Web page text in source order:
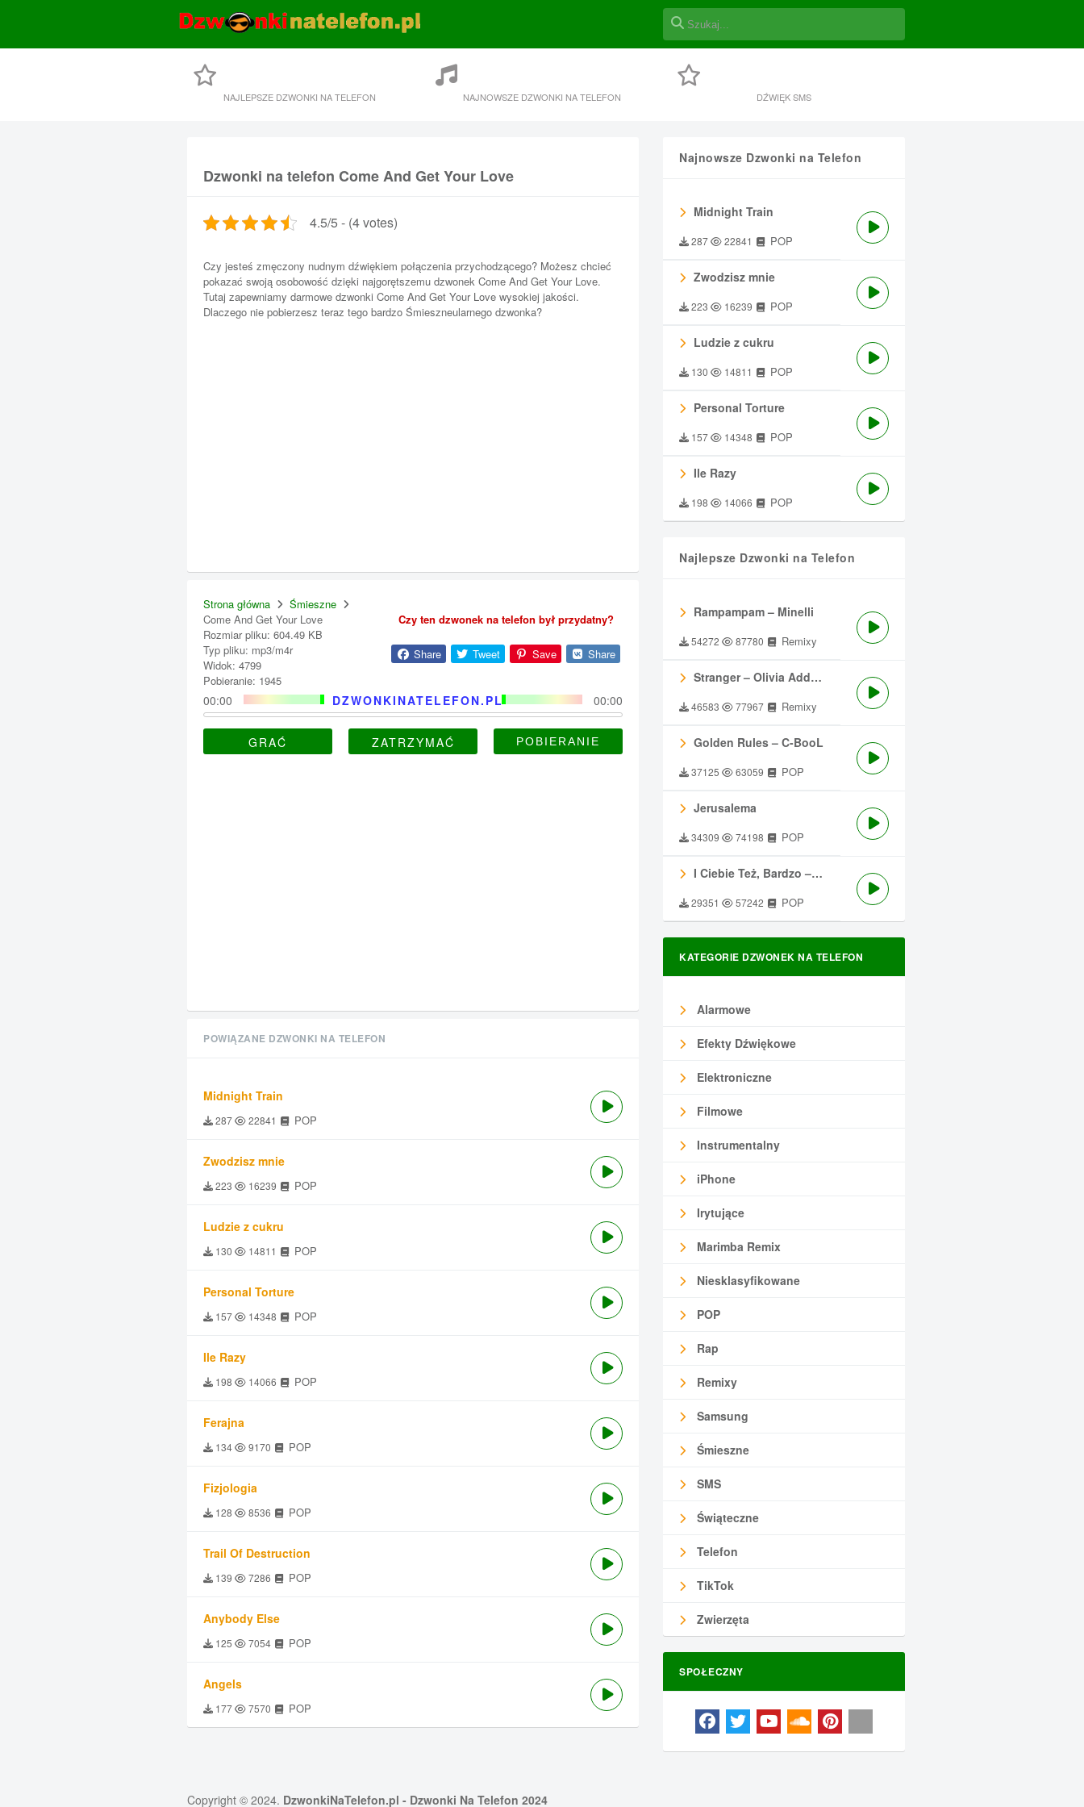
NAJLEPSZE DZWONKI NA TELEFON NAJNOWSZE DZWONKI NA TELEFON DŹWIĘK SMS
Dzwonki na telefon Come And Get Your Love
4.5/5 - (4 votes)
Czy jesteś zmęczony nudnym dźwiękiem połączenia przychodzącego? Możesz chcieć
pokazać swoją osobowość dzięki najgorętszemu dzwonek Come And Get Your Love.
Tutaj zapewniamy darmowe dzwonki Come And Get Your Love wysokiej jakości.
Dlaczego nie pobierzesz teraz tego bardzo Śmieszneularnego dzwonka?
Strona główna
Śmieszne
Come And Get Your Love
Rozmiar pliku: 604.49 KB
Typ pliku: mp3/m4r
Widok: 4799
Pobieranie: 1945
Czy ten dzwonek na telefon był przydatny?
Share Tweet Save Share
DZWONKINATELEFON.PL
00:00 00:00
GRAĆ ZATRZYMAĆ
Najnowsze Dzwonki na Telefon
Midnight Train
287 22841 POP
Zwodzisz mnie
223 16239 POP
Ludzie z cukru
130 14811 POP
Personal Torture
157 14348 POP
Ile Razy
198 14066 POP
Najlepsze Dzwonki na Telefon
Rampampam – Minelli
54272 87780 Remixy
Stranger – Olivia Addams
46583 77967 Remixy
Golden Rules – C-BooL
37125 63059 POP
Jerusalema
34309 74198 POP
I Ciebie Też, Bardzo – Męskie Granie
29351 57242 POP
KATEGORIE DZWONEK NA TELEFON
Alarmowe
Efekty Dźwiękowe
Elektroniczne
Filmowe
Instrumentalny
iPhone
Irytujące
Marimba Remix
Niesklasyfikowane
POP
Rap
Remixy
Samsung
Śmieszne
SMS
Świąteczne
Telefon
TikTok
Zwierzęta
SPOŁECZNY
POWIĄZANE DZWONKI NA TELEFON
Midnight Train
287 22841 POP
Zwodzisz mnie
223 16239 POP
Ludzie z cukru
130 14811 POP
Personal Torture
157 14348 POP
Ile Razy
198 14066 POP
Ferajna
134 9170 POP
Fizjologia
128 8536 POP
Trail Of Destruction
139 7286 POP
Anybody Else
125 7054 POP
Angels
177 7570 POP
Copyright © 2024. DzwonkiNaTelefon.pl - Dzwonki Na Telefon 2024